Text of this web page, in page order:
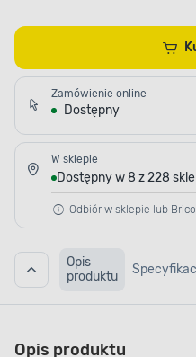
Zamówienie online
Dostępny
W sklepie
Dostępny w 8 z 228
Odbiór w sklepie lub
Opis
produktu
Opis produktu